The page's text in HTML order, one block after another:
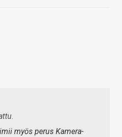
myös perus Kamera-